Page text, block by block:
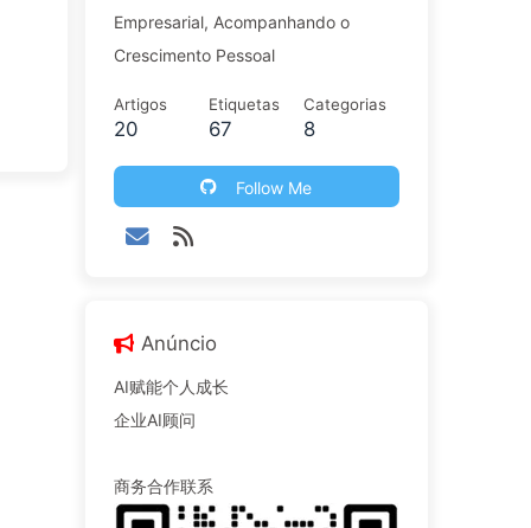
Empresarial, Acompanhando o
Crescimento Pessoal
Artigos
20
Etiquetas
67
Categorias
8
Follow Me
Anúncio
AI赋能个人成长
企业AI顾问
商务合作联系